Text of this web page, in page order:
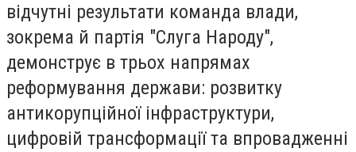
відчутні результати команда влади,
зокрема й партія "Слуга Народу",
демонструє в трьох напрямах
реформування держави: розвитку
антикорупційної інфраструктури,
цифровій трансформації та впровадженні